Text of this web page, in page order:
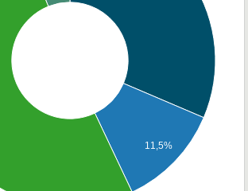
11,5%